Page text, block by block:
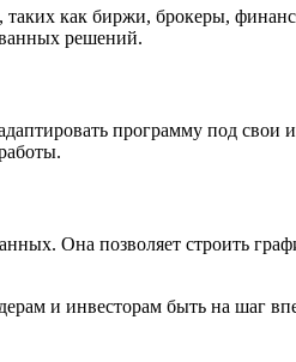
как биржи, брокеры,
решений.
программу под
Она позволяет строить
и инвесторам быть на шаг